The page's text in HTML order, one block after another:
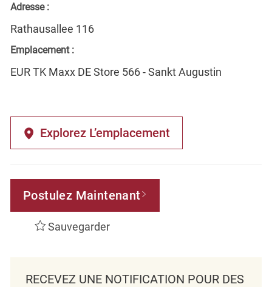
Adresse :
Rathausallee 116
Emplacement :
EUR TK Maxx DE Store 566 - Sankt Augustin
Explorez L’emplacement
Postulez Maintenant
Sauvegarder
RECEVEZ UNE NOTIFICATION POUR DES